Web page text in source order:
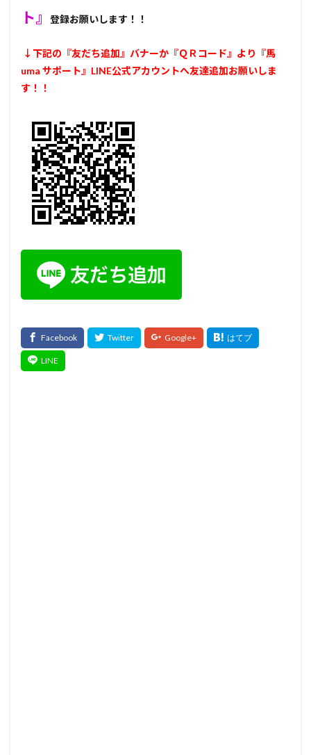
ト』
登録お願いします！！
↓下記の『友だち追加』バナーか『ＱＲコード』より『馬
uma サポート』 LINE公式アカウントへ友達追加お願いしま
す！！